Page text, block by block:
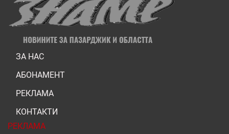
ЗА НАС
АБОНАМЕНТ
РЕКЛАМА
КОНТАКТИ
РЕКЛАМА